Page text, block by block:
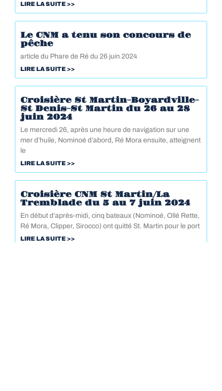
LIRE LA SUITE >>
Le CNM a tenu son concours de
pêche
article du Phare de Ré du 26 juin 2024
LIRE LA SUITE >>
Croisière St Martin-Boyardville-
St Denis-St Martin du 26 au 28
juin 2024
Le mercredi 26, après une heure de navigation sur une
mer d’huile, Nominoé d’abord, Ré Mora ensuite, atteignent
le
LIRE LA SUITE >>
Croisière CNM St Martin/La
Tremblade du 5 au 7 juin 2024
En début d’après-midi, cinq bateaux (Nominoé, Ollé Rette,
Ré Mora, Clipper, Sirocco) ont quitté St. Martin pour le port
LIRE LA SUITE >>